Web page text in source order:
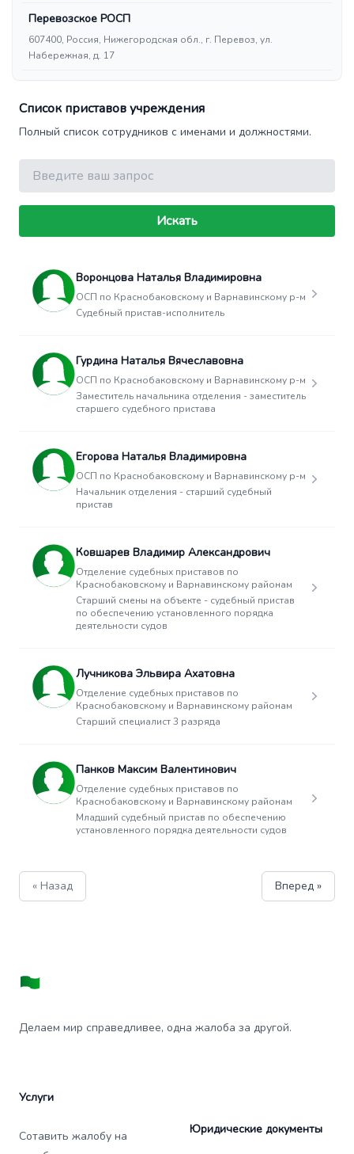
Перевозское РОСП
607400, Россия, Нижегородская обл., г. Перевоз, ул.
Набережная, д. 17
Список приставов учреждения
Полный список сотрудников с именами и должностями.
Поиск
Искать
Воронцова Наталья Владимировна
ОСП по Краснобаковскому и Варнавинскому р-м
Судебный пристав-исполнитель
Гурдина Наталья Вячеславовна
ОСП по Краснобаковскому и Варнавинскому р-м
Заместитель начальника отделения - заместитель
старшего судебного пристава
Егорова Наталья Владимировна
ОСП по Краснобаковскому и Варнавинскому р-м
Начальник отделения - старший судебный
пристав
Ковшарев Владимир Александрович
Отделение судебных приставов по
Краснобаковскому и Варнавинскому районам
Старший смены на объекте - судебный пристав
по обеспечению установленного порядка
деятельности судов
Лучникова Эльвира Ахатовна
Отделение судебных приставов по
Краснобаковскому и Варнавинскому районам
Старший специалист 3 разряда
Панков Максим Валентинович
Отделение судебных приставов по
Краснобаковскому и Варнавинскому районам
Младший судебный пристав по обеспечению
установленного порядка деятельности судов
« Назад Вперед »
Делаем мир справедливее, одна жалоба за другой.
Услуги
Сотавить жалобу на
Юридические документы